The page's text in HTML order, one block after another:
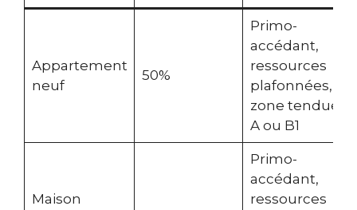
Appartement
neuf
50%
Primo-
accédant,
ressources
plafonnées,
zone tendue
A ou B1
Maison
Primo-
accédant,
ressources